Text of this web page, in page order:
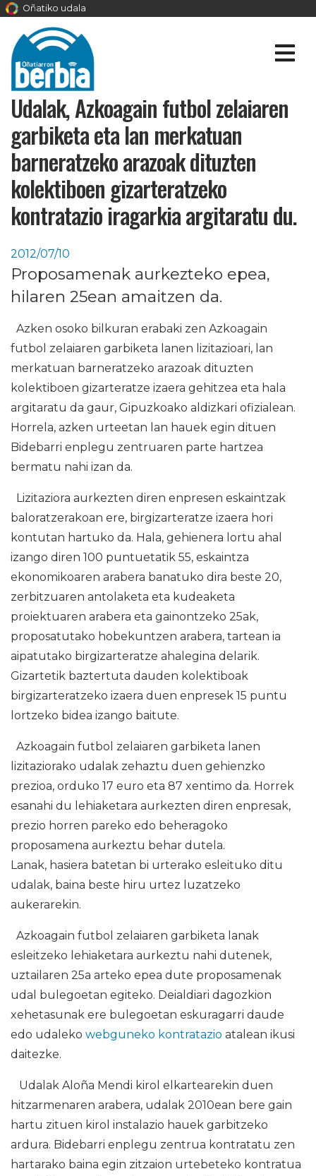
Oñatiko udala
Udalak, Azkoagain futbol zelaiaren
garbiketa eta lan merkatuan
barneratzeko arazoak dituzten
kolektiboen gizarteratzeko
kontratazio iragarkia argitaratu du.
2012/07/10
Proposamenak aurkezteko epea,
hilaren 25ean amaitzen da.
Azken osoko bilkuran erabaki zen Azkoagain
futbol zelaiaren garbiketa lanen lizitazioari, lan
merkatuan barneratzeko arazoak dituzten
kolektiboen gizarteratze izaera gehitzea eta hala
argitaratu da gaur, Gipuzkoako aldizkari ofizialean.
Horrela, azken urteetan lan hauek egin dituen
Bidebarri enplegu zentruaren parte hartzea
bermatu nahi izan da.
Lizitaziora aurkezten diren enpresen eskaintzak
baloratzerakoan ere, birgizarteratze izaera hori
kontutan hartuko da. Hala, gehienera lortu ahal
izango diren 100 puntuetatik 55, eskaintza
ekonomikoaren arabera banatuko dira beste 20,
zerbitzuaren antolaketa eta kudeaketa
proiektuaren arabera eta gainontzeko 25ak,
proposatutako hobekuntzen arabera, tartean ia
aipatutako birgizarteratze ahalegina delarik.
Gizartetik baztertuta dauden kolektiboak
birgizarteratzeko izaera duen enpresek 15 puntu
lortzeko bidea izango baitute.
Azkoagain futbol zelaiaren garbiketa lanen
lizitaziorako udalak zehaztu duen gehienzko
prezioa, orduko 17 euro eta 87 xentimo da. Horrek
esanahi du lehiaketara aurkezten diren enpresak,
prezio horren pareko edo beheragoko
proposamena aurkeztu behar dutela.
Lanak, hasiera batetan bi urterako esleituko ditu
udalak, baina beste hiru urtez luzatzeko
aukerarekin.
Azkoagain futbol zelaiaren garbiketa lanak
esleitzeko lehiaketara aurkeztu nahi dutenek,
uztailaren 25a arteko epea dute proposamenak
udal bulegoetan egiteko. Deialdiari dagozkion
xehetasunak ere bulegoetan eskuragarri daude
edo udaleko webguneko kontratazio atalean ikusi
daitezke.
Udalak Aloña Mendi kirol elkartearekin duen
hitzarmenaren arabera, udalak 2010ean bere gain
hartu zituen kirol instalazio hauek garbitzeko
ardura. Bidebarri enplegu zentrua kontratatu zen
hartarako baina egin zitzaion urtebeteko kontratua